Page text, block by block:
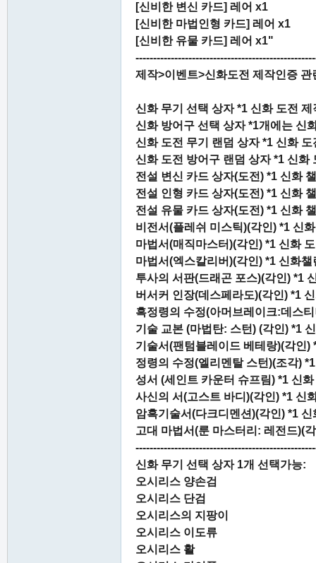
[신비한 변신 카드] 레어 x1
[신비한 마법인형 카드] 레어 x1
[신비한 유물 카드] 레어 x1"
제작>이벤트>신화도전 제작인증 관
신화 무기 선택 상자 *1 신화 도전
신화 방어구 선택 상자 *1개에는 신
신화 도전 무기 랜덤 상자 *1 신화
신화 도전 방어구 랜덤 상자 *1 신화
전설 변신 카드 상자(도전) *1 신화
전설 인형 카드 상자(도전) *1 신화
전설 유물 카드 상자(도전) *1 신화
비전서(플레쉬 미스틱)(각인) *1 신
마법서(매직마스터)(각인) *1 신화
마법서(엑스칼리버)(각인) *1 신화
투사의 서판(드래곤 포스)(각인) *1
버서커 인장(데스페라도)(각인) *1
흑정령의 수정(아머브레이크:데스
기술 교본 (마법탄: 스턴) (각인) *1
기술서(팬텀블레이드 베테랑)(각인
정령의 수정(엘리멘탈 스턴)(조각)
성서 (세인트 카운터 슈프림) *1 신
사신의 서(고스트 바디)(각인) *1 신
암흑기술서(다크디멘션)(각인) *1
고대 마법서(룬 마스터리: 레전드)(
신화 무기 선택 상자 1개 선택가능:
오시리스 양손검
오시리스 단검
오시리스의 지팡이
오시리스 이도류
오시리스 활